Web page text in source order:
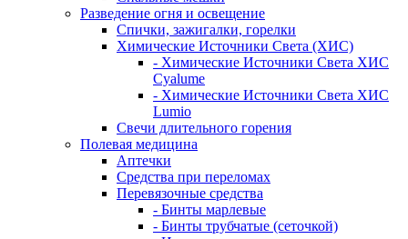
Разведение огня и освещение
Спички, зажигалки, горелки
Химические Источники Света (ХИС)
- Химические Источники Света ХИС
Cyalume
- Химические Источники Света ХИС
Lumio
Свечи длительного горения
Полевая медицина
Аптечки
Средства при переломах
Перевязочные средства
- Бинты марлевые
- Бинты трубчатые (сеточкой)